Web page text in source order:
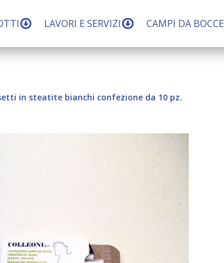
LAVORI E SERVIZI CAMPI DA BOCCE
in steatite bianchi confezione da 10 pz.